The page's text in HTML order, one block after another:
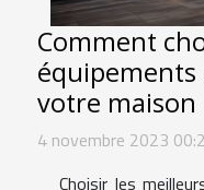
Comment
votre maison
4 novembre 2023
Choisir les